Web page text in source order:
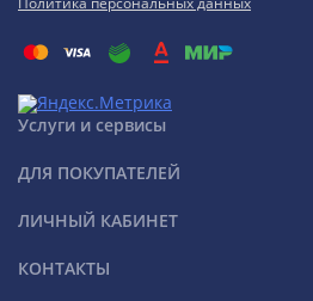
Услуги и сервисы
ДЛЯ ПОКУПАТЕЛЕЙ
ЛИЧНЫЙ КАБИНЕТ
КОНТАКТЫ